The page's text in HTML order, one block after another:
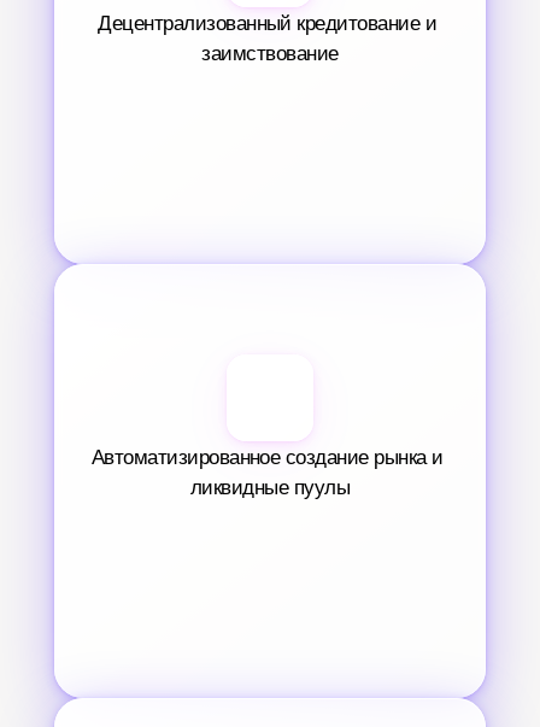
Децентрализованный кредитование и
заимствование
Автоматизированное создание рынка и
ликвидные пуулы